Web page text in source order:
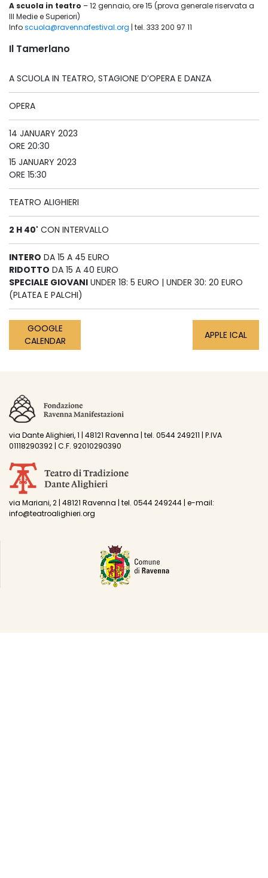
A scuola in teatro – 12 gennaio, ore 15 (prova generale riservata a
III Medie e Superiori)
Infoscuola@ravennafestival.org | tel. 333 200 97 11
Il Tamerlano
A SCUOLA IN TEATRO, STAGIONE D’OPERA E DANZA
OPERA
14 JANUARY 2023
ORE 20:30
15 JANUARY 2023
ORE 15:30
TEATRO ALIGHIERI
2 H 40' CON INTERVALLO
INTERO DA 15 A 45 EURO
RIDOTTO DA 15 A 40 EURO
SPECIALE GIOVANI UNDER 18: 5 EURO | UNDER 30: 20 EURO
(PLATEA E PALCHI)
GOOGLE
CALENDAR
APPLE ICAL
via Dante Alighieri, 1 | 48121 Ravenna | tel. 0544 249211 | P.IVA
01118290392 | C.F. 92010290390
via Mariani, 2 | 48121 Ravenna | tel. 0544 249244 | e-mail:
info@teatroalighieri.org